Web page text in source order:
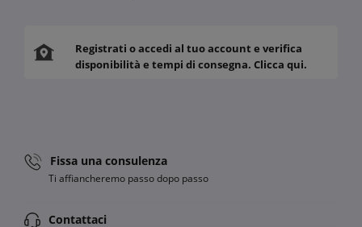
Registrati o accedi al tuo account e verifica
disponibilità e tempi di consegna. Clicca qui.
Fissa una consulenza
Ti affiancheremo passo dopo passo
Contattaci